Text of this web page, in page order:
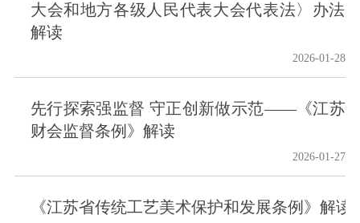
大会和地方各级人民代表大会代表法〉办法
解读
2026-01-28
先行探索强监督 守正创新做示范——《江苏
财会监督条例》解读
2026-01-27
《江苏省传统工艺美术保护和发展条例》解读